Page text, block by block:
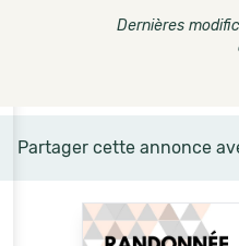
Dernières
Partager cette annonce